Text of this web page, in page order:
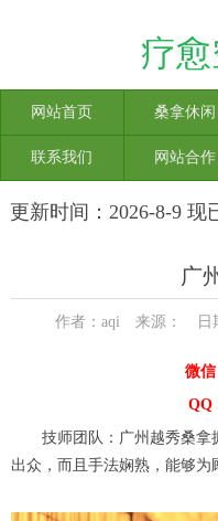
疗
网站首页 桑拿休闲
联系我们 网站合作
更新时间：2026-8-9
广
作者：aqi 来源： 日
微
QQ
技师团队：广州越秀桑拿
出众，而且手法娴熟，能够为